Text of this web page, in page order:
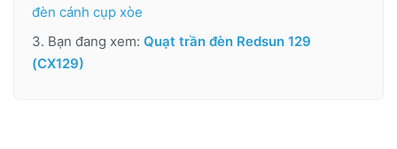
đèn cánh cụp xòe
3. Bạn đang xem: Quạt trần đèn Redsun 129
(CX129)